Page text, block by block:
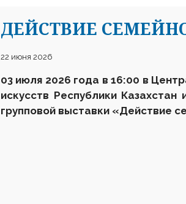
ДЕЙСТВИЕ
22 июня 2026
03 июля 2026 года в 16:00 в
искусств Республики
групповой выставки «Действие